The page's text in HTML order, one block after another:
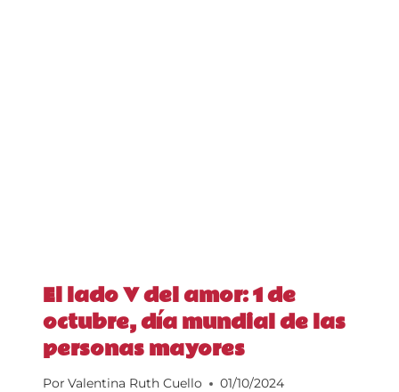
El lado V del amor: 1 de
octubre, día mundial de las
personas mayores
Por Valentina Ruth Cuello 01/10/2024